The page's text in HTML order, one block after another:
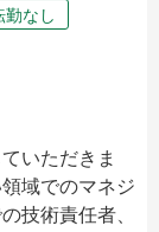
勤なし
いただきま
域でのマネジ
技術責任者、